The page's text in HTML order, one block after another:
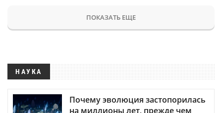
ПОКАЗАТЬ ЕЩЕ
НАУКА
Почему эволюция застопорилась
на миллионы лет, прежде чем